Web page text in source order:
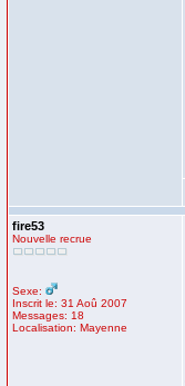
fire53
Nouvelle recrue
Sexe:
Inscrit le: 31 Aoû 2007
Messages: 18
Localisation: Mayenne